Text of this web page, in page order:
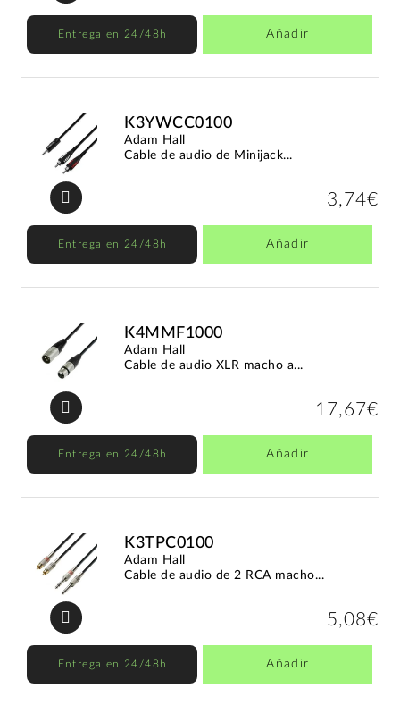
Entrega en 24/48h Añadir
K3YWCC0100
Adam Hall
Cable de audio de Minijack...
3,74€
Entrega en 24/48h Añadir
K4MMF1000
Adam Hall
Cable de audio XLR macho a...
17,67€
Entrega en 24/48h Añadir
K3TPC0100
Adam Hall
Cable de audio de 2 RCA macho...
5,08€
Entrega en 24/48h Añadir